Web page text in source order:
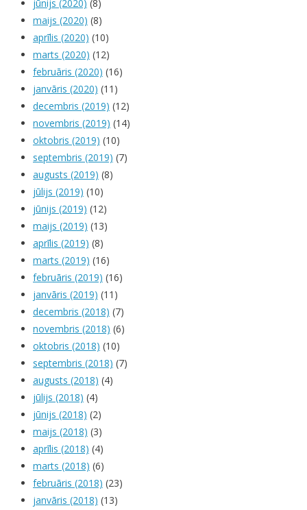
jūnijs (2020) (8)
maijs (2020) (8)
aprīlis (2020) (10)
marts (2020) (12)
februāris (2020) (16)
janvāris (2020) (11)
decembris (2019) (12)
novembris (2019) (14)
oktobris (2019) (10)
septembris (2019) (7)
augusts (2019) (8)
jūlijs (2019) (10)
jūnijs (2019) (12)
maijs (2019) (13)
aprīlis (2019) (8)
marts (2019) (16)
februāris (2019) (16)
janvāris (2019) (11)
decembris (2018) (7)
novembris (2018) (6)
oktobris (2018) (10)
septembris (2018) (7)
augusts (2018) (4)
jūlijs (2018) (4)
jūnijs (2018) (2)
maijs (2018) (3)
aprīlis (2018) (4)
marts (2018) (6)
februāris (2018) (23)
janvāris (2018) (13)